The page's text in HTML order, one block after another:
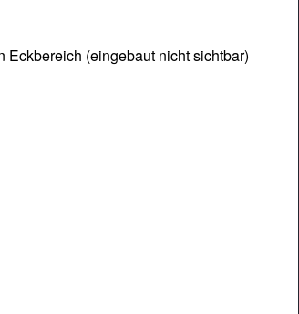
Eckbereich (eingebaut nicht sichtbar)